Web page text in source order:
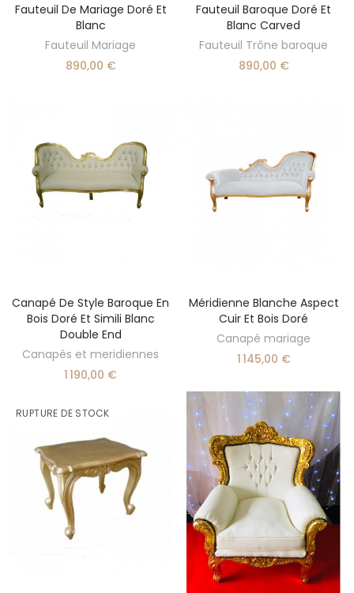
AJOUTER AU PANIER
Fauteuil De Mariage Doré Et
Blanc
Fauteuil Mariage
890,00 €
AJOUTER AU PANIER
Fauteuil Baroque Doré Et
Blanc Carved
Fauteuil Trône baroque
890,00 €
AJOUTER AU PANIER
Canapé De Style Baroque En
Bois Doré Et Simili Blanc
Double End
Canapés et meridiennes
1 190,00 €
AJOUTER AU PANIER
Méridienne Blanche Aspect
Cuir Et Bois Doré
Canapé mariage
1 145,00 €
RUPTURE DE STOCK